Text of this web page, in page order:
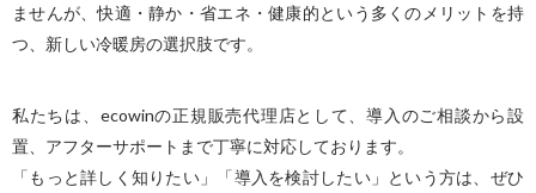
ませんが、快適・静か・省エネ・健康的という多くのメリットを持
つ、新しい冷暖房の選択肢です。
私たちは、ecowinの正規販売代理店として、導入のご相談から設
置、アフターサポートまで丁寧に対応しております。
「もっと詳しく知りたい」「導入を検討したい」という方は、ぜひ